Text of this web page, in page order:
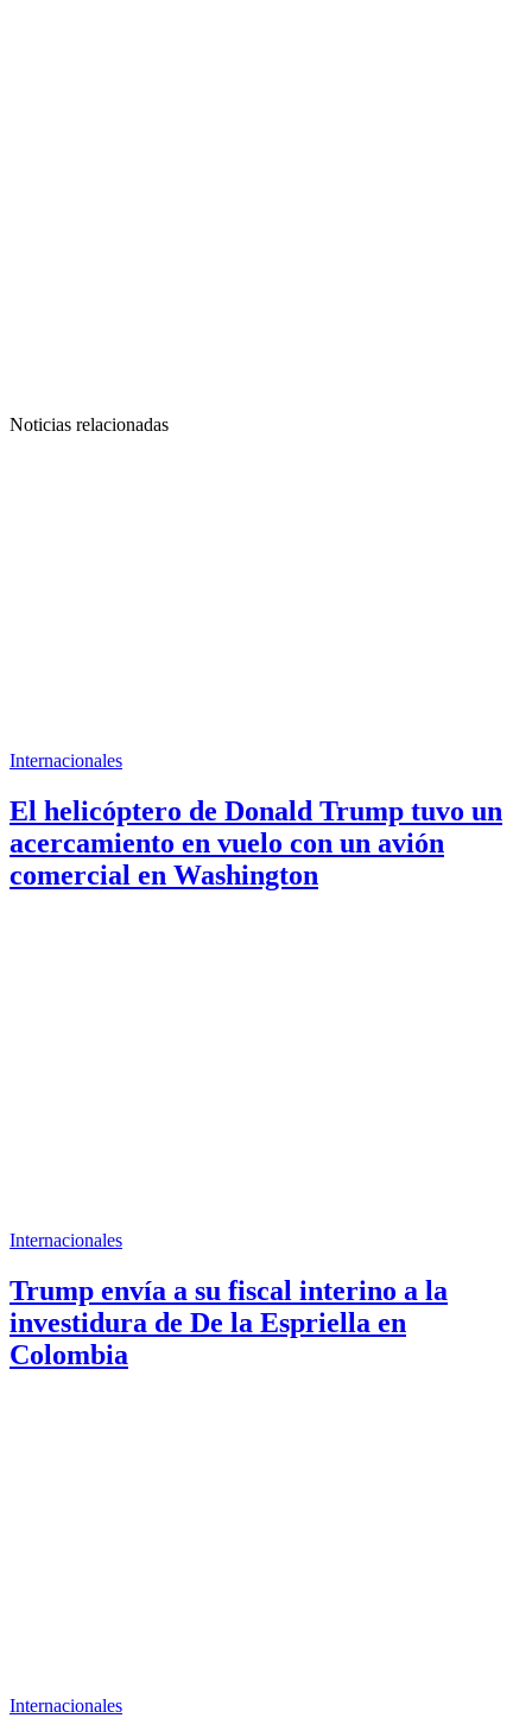
Noticias relacionadas
Internacionales
El helicóptero de Donald Trump tuvo un
acercamiento en vuelo con un avión
comercial en Washington
Internacionales
Trump envía a su fiscal interino a la
investidura de De la Espriella en
Colombia
Internacionales